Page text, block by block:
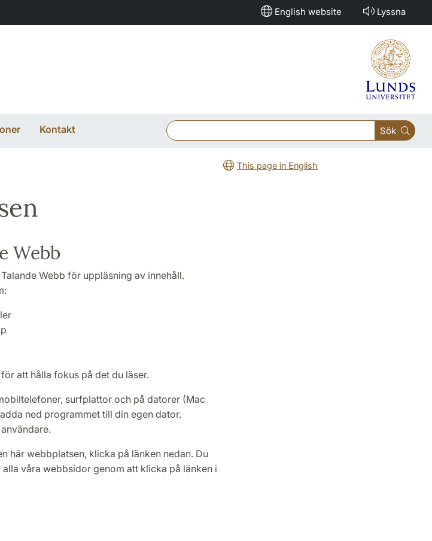
English website Lyssna
Kontakt Sök
This page in English
Webb
Webb för uppläsning av innehåll.
att hålla fokus på det du läser.
surfplattor och på datorer (Mac
ned programmet till din egen dator.
här webbplatsen, klicka på länken nedan. Du
våra webbsidor genom att klicka på länken i